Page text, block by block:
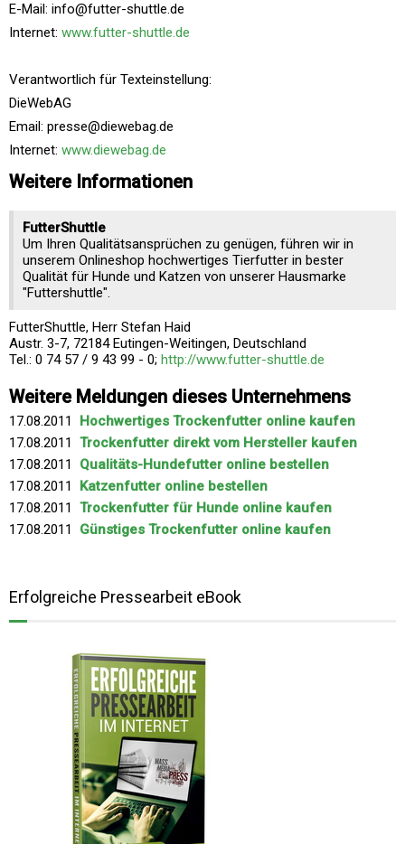
E-Mail: info@futter-shuttle.de
Internet: www.futter-shuttle.de
Verantwortlich für Texteinstellung:
DieWebAG
Email: presse@diewebag.de
Internet: www.diewebag.de
Weitere Informationen
FutterShuttle
Um Ihren Qualitätsansprüchen zu genügen, führen wir in
unserem Onlineshop hochwertiges Tierfutter in bester
Qualität für Hunde und Katzen von unserer Hausmarke
"Futtershuttle".
FutterShuttle, Herr Stefan Haid
Austr. 3-7, 72184 Eutingen-Weitingen, Deutschland
Tel.: 0 74 57 / 9 43 99 - 0; http://www.futter-shuttle.de
Weitere Meldungen dieses Unternehmens
17.08.2011 Hochwertiges Trockenfutter online kaufen
17.08.2011 Trockenfutter direkt vom Hersteller kaufen
17.08.2011 Qualitäts-Hundefutter online bestellen
17.08.2011 Katzenfutter online bestellen
17.08.2011 Trockenfutter für Hunde online kaufen
17.08.2011 Günstiges Trockenfutter online kaufen
Erfolgreiche Pressearbeit eBook